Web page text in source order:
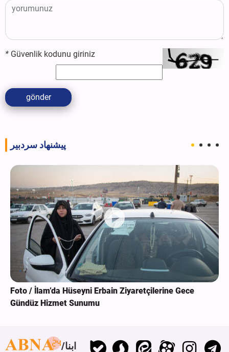
* Güvenlik kodunu giriniz
gönder
پیشنهاد سردبیر
Foto / İlam’da Hüseyni Erbain Ziyaretçilerine Gece
Gündüz Hizmet Sunumu
ابنا